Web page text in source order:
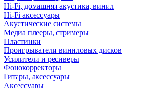
Hi-Fi, домашняя акустика, винил
Hi-Fi аксессуары
Акустические системы
Медиа плееры, стримеры
Пластинки
Проигрыватели виниловых дисков
Усилители и ресиверы
Фонокорректоры
Гитары, аксессуары
Аксессуары